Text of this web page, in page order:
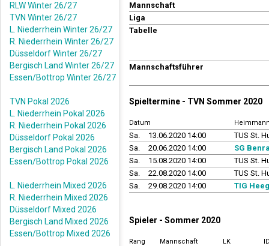
RLW Winter 26/27
TVN Winter 26/27
L. Niederrhein Winter 26/27
R. Niederrhein Winter 26/27
Düsseldorf Winter 26/27
Bergisch Land Winter 26/27
Essen/Bottrop Winter 26/27
TVN Pokal 2026
L. Niederrhein Pokal 2026
R. Niederrhein Pokal 2026
Düsseldorf Pokal 2026
Bergisch Land Pokal 2026
Essen/Bottrop Pokal 2026
L. Niederrhein Mixed 2026
R. Niederrhein Mixed 2026
Düsseldorf Mixed 2026
Bergisch Land Mixed 2026
Essen/Bottrop Mixed 2026
Mannschaft
Liga
Tabelle
Mannschaftsführer
Spieltermine - TVN Sommer 2020
Datum
Sa. 13.06.2020 14:00
TUS St.
Sa.
20.06.2020 14:00
SG
Sa.
15.08.2020 14:00
TUS St.
Sa.
22.08.2020 14:00
TUS St.
Sa.
29.08.2020 14:00 TIG
Spieler - Sommer 2020
Rang Mannschaft LK